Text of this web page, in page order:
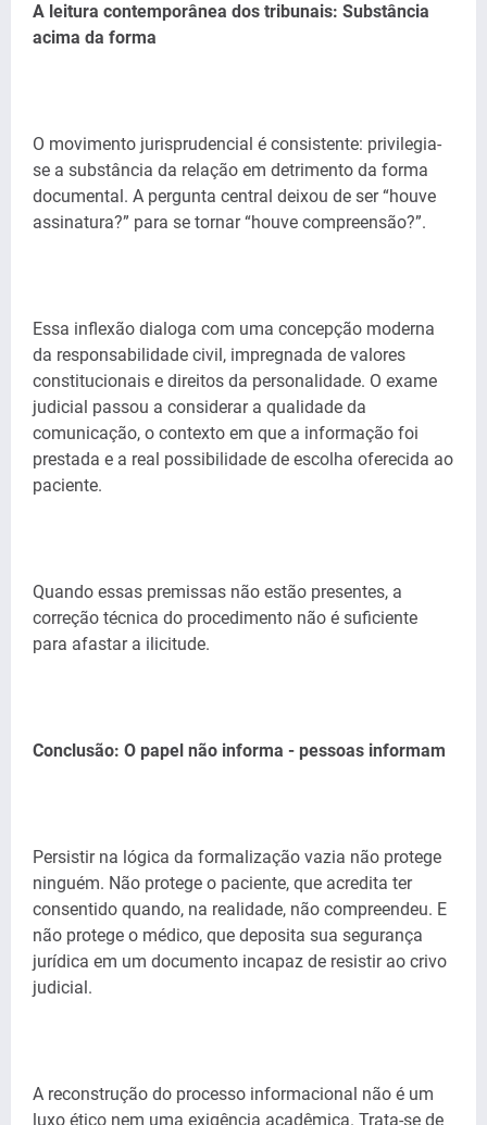
A leitura contemporânea dos tribunais: Substância
acima da forma
O movimento jurisprudencial é consistente: privilegia-
se a substância da relação em detrimento da forma
documental. A pergunta central deixou de ser “houve
assinatura?” para se tornar “houve compreensão?”.
Essa inflexão dialoga com uma concepção moderna
da responsabilidade civil, impregnada de valores
constitucionais e direitos da personalidade. O exame
judicial passou a considerar a qualidade da
comunicação, o contexto em que a informação foi
prestada e a real possibilidade de escolha oferecida ao
paciente.
Quando essas premissas não estão presentes, a
correção técnica do procedimento não é suficiente
para afastar a ilicitude.
Conclusão: O papel não informa - pessoas informam
Persistir na lógica da formalização vazia não protege
ninguém. Não protege o paciente, que acredita ter
consentido quando, na realidade, não compreendeu. E
não protege o médico, que deposita sua segurança
jurídica em um documento incapaz de resistir ao crivo
judicial.
A reconstrução do processo informacional não é um
luxo ético nem uma exigência acadêmica. Trata-se de